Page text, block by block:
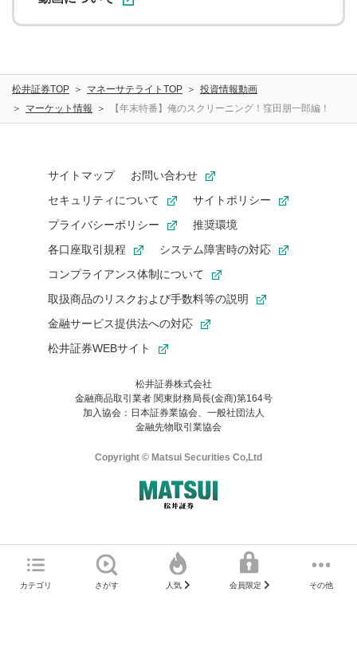
カテゴリ さがす 人気 会員限定 その他
松井証券TOP マネーサテライトTOP
投資情報動画
マーケット情報
【年末特番】俺のスクリーニング！窪田朋一郎編！
サイトマップ
お問い合わせ
セキュリティについて
サイトポリシー
プライバシーポリシー
推奨環境
各口座取引規程
システム障害時の対応
コンプライアンス体制について
取扱商品のリスクおよび手数料等の説明
金融サービス提供法への対応
松井証券WEBサイト
松井証券株式会社
金融商品取引業者 関東財務局長(金商)第164号
加入協会：日本証券業協会、一般社団法人
金融先物取引業協会
Copyright © Matsui Securities Co,Ltd
マネーサテライトのWEBサイトへようこそ
直前にご覧いただいていたWEBサイトは、当社が作成したもので
ご利用の環境(Internet Explorer)は、本サイトの推奨環境外のた
め、
一部の機能が正常に動作しない可能性があります。
お気に入り機能は松井証券の会員限定の機能です。
お気に入り登録いただくと、後からいつでもお気に入りのコンテ
ンツを一覧でご確認いただけます。
ご利用いただくには口座開設が必要です。
はご利用の端末で一度ログインしてください。
ログイン